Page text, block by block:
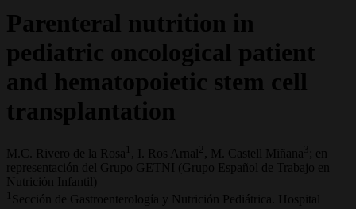
Parenteral nutrition in
pediatric oncological patient
and hematopoietic stem cell
transplantation
M.C. Rivero de la Rosa 1 , I. Ros Arnal , M. Castell Miñana 3
; en
representación del Grupo GETNI (Grupo Español de Trabajo en
Nutrición Infantil)
1 Sección de Gastroenterología y Nutrición Pediátrica. Hospital